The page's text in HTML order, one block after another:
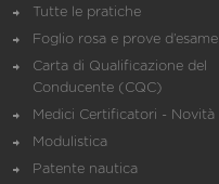
Tutte le pratiche
Foglio rosa e prove d’esame
Carta di Qualificazione del
Conducente (CQC)
Medici Certificatori - Novità
Modulistica
Patente nautica